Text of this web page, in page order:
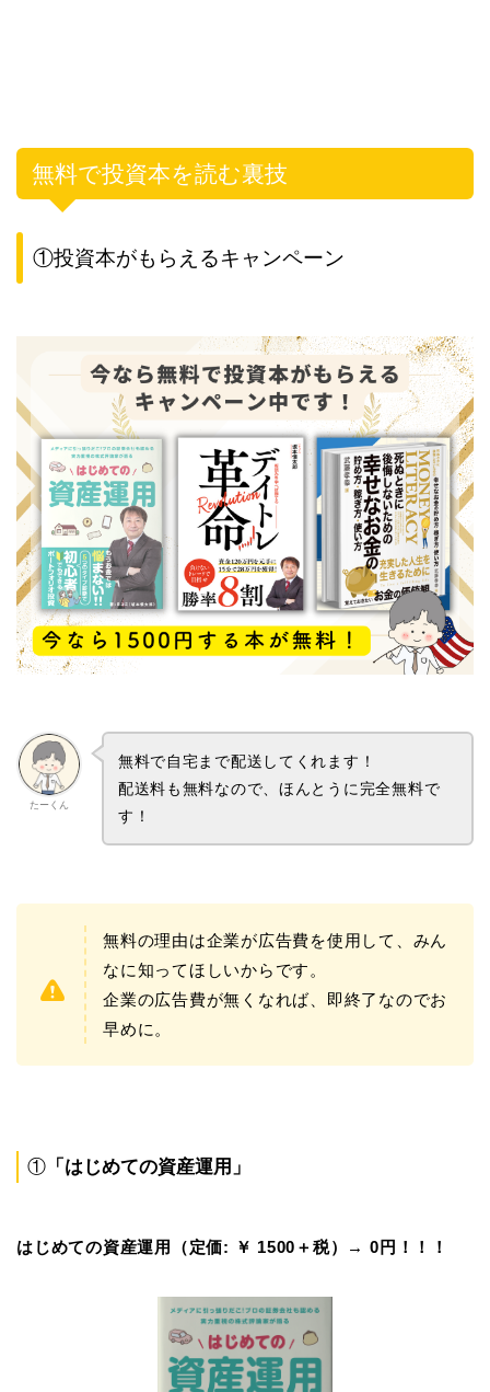
無料で投資本を読む裏技
①投資本がもらえるキャンペーン
たーくん
無料で自宅まで配送してくれます！
配送料も無料なので、ほんとうに完全無料で
す！
無料の理由は企業が広告費を使用して、みん
なに知ってほしいからです。
企業の広告費が無くなれば、即終了なのでお
早めに。
① 「はじめての資産運用」
はじめての資産運用（定価: ￥ 1500＋税）→ 0円！！！